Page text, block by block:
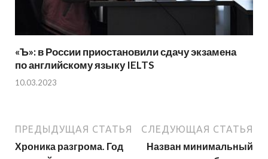
«Ъ»: в России приостановили сдачу экзамена
по английскому языку IELTS
10.03.2023
ПРЕДЫДУЩАЯ СТАТЬЯ
Хроника разгрома. Год
СЛЕДУЮЩАЯ СТАТЬЯ
Назван минимальный